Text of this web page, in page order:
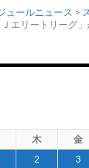
ュールニュース >
エリートリーグ」
木 金
2 3